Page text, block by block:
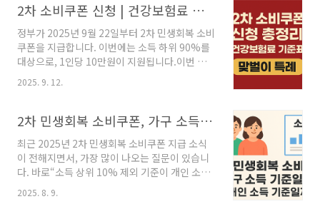
2차 소비쿠폰 신청 | 건강보험료 기준표·맞벌이·1인 가구 특례까지
정부가 2025년 9월 22일부터 2차 민생회복 소비
쿠폰을 지급합니다. 이번에는 소득 하위 90%를
대상으로, 1인당 10만원이 지원됩니다.이번 글
에서는 건강보험료 기준표부터 신청방법, 사용
처, 대상자 확인까지 완벽하게 정리해드립니다.
치지 말고 꼼꼼히 확인하세요.📌 2차 소비쿠폰
기본 정보항목내용신청 기간2025.9.22 ~ 10.31
지원 금액1인당 10만 원지급 방식신용·체크카
드, 지역사랑상품권, 선불카드사용 기한2025년
11월 30일까지✅ 대상자 기준 요약주민등록표
기준 동일 가구소득 하위 90% (건강보험료 기준
2025. 9. 12.
2차 민생회복 소비쿠폰, 가구 소득 기준일까 개인 소득 기준일까? 상위 10% 제외 기준
최근 2025년 2차 민생회복 소비쿠폰 지급 소식
이 전해지면서, 가장 많이 나오는 질문이 있습니
다. 바로“소득 상위 10% 제외 기준이 개인 소득
인지, 가구 소득인지”입니다. 언론 보도와 지자체
안내가 제각각이라 혼란스러운 분들이 많지만,
2025. 8. 9.